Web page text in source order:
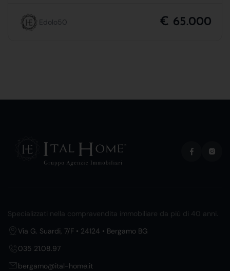
Edolo50 € 65.000
Specializzati nella compravendita immobiliare da più di 40 anni.
Via G. Suardi, 7/F • 24124 • Bergamo BG
035 21.08.97
bergamo@ital-home.it